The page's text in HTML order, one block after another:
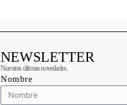
NEWSLETTER
Nuestras últimas novedades.
Nombre